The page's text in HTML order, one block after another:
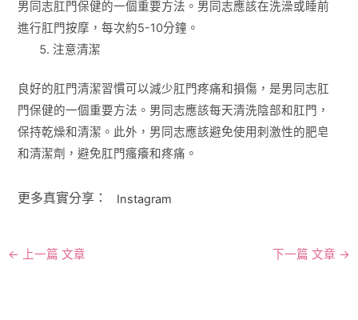
男同志肛門保健的一個重要方法。男同志應該在洗澡或睡前
進行肛門按摩，每次約5-10分鐘。
注意清潔
良好的肛門清潔習慣可以減少肛門疼痛和損傷，是男同志肛
門保健的一個重要方法。男同志應該每天清洗陰部和肛門，
保持乾燥和清潔。此外，男同志應該避免使用刺激性的肥皂
和清潔劑，避免肛門瘙癢和疼痛。
更多真實分享： Instagram
← 上一篇 文章 下一篇 文章 →